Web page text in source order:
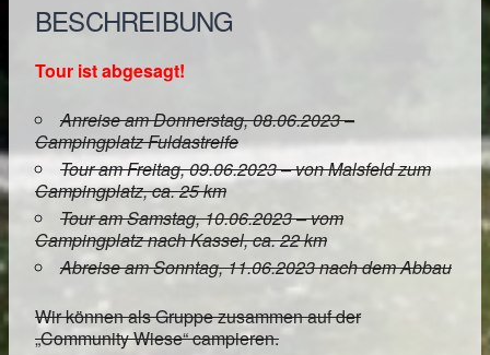
BESCHREIBUNG
Tour ist abgesagt!
Anreise am Donnerstag, 08.06.2023 –
Campingplatz Fuldastreife
Tour am Freitag, 09.06.2023 – von Malsfeld zum
Campingplatz, ca. 25 km
Tour am Samstag, 10.06.2023 – vom
Campingplatz nach Kassel, ca. 22 km
Abreise am Sonntag, 11.06.2023 nach dem Abbau
Wir können als Gruppe zusammen auf der
„Community Wiese“ campieren.